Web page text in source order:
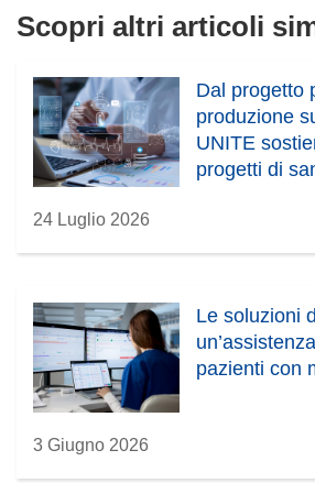
t
a
)
v
f
i
n
e
Scopri altri articoli
Dal progetto
produzione
UNITE
progetti di
24 Luglio 2026
Le soluzioni
pazienti con
3 Giugno 2026